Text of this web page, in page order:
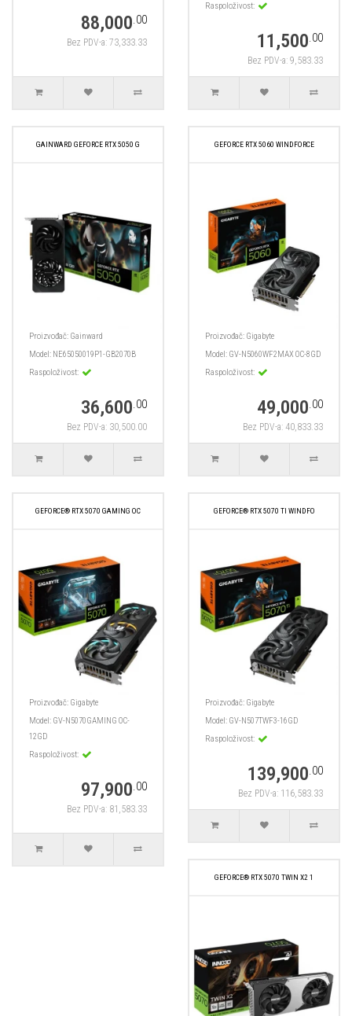
88,000.00
Bez PDV-a: 73,333.33
Raspoloživost:
11,500.00
Bez PDV-a: 9,583.33
GAINWARD GEFORCE RTX 5050 G
Proizvođač: Gainward
Model: NE65050019P1-GB2070B
Raspoloživost:
36,600.00
Bez PDV-a: 30,500.00
GEFORCE RTX 5060 WINDFORCE
Proizvođač: Gigabyte
Model: GV-N5060WF2MAX OC-8GD
Raspoloživost:
49,000.00
Bez PDV-a: 40,833.33
GEFORCE® RTX 5070 GAMING OC
Proizvođač: Gigabyte
Model: GV-N5070GAMING OC-
12GD
Raspoloživost:
97,900.00
Bez PDV-a: 81,583.33
GEFORCE® RTX 5070 TI WINDFO
Proizvođač: Gigabyte
Model: GV-N507TWF3-16GD
Raspoloživost:
139,900.00
Bez PDV-a: 116,583.33
GEFORCE® RTX 5070 TWIN X2 1